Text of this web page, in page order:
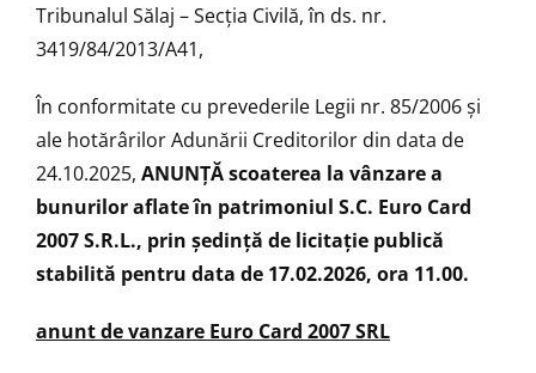
Tribunalul Sălaj – Secţia Civilă, în ds. nr.
3419/84/2013/A41,
În conformitate cu prevederile Legii nr. 85/2006 şi
ale hotărârilor Adunării Creditorilor din data de
24.10.2025, ANUNŢĂ scoaterea la vânzare a
bunurilor aflate în patrimoniul S.C. Euro Card
2007 S.R.L., prin ședință de licitaţie publică
stabilită pentru data de 17.02.2026, ora 11.00.
anunt de vanzare Euro Card 2007 SRL